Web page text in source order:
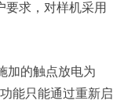
要求，对样机采用
加的触点放电为
能只能通过重新启